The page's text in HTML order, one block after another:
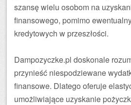
szansę wielu osobom na
finansowego, pomimo
kredytowych w przeszłości.
Dampozyczke.pl doskonale
przynieść niespodziewane
finansowe. Dlatego oferuje
umożliwiające uzyskanie